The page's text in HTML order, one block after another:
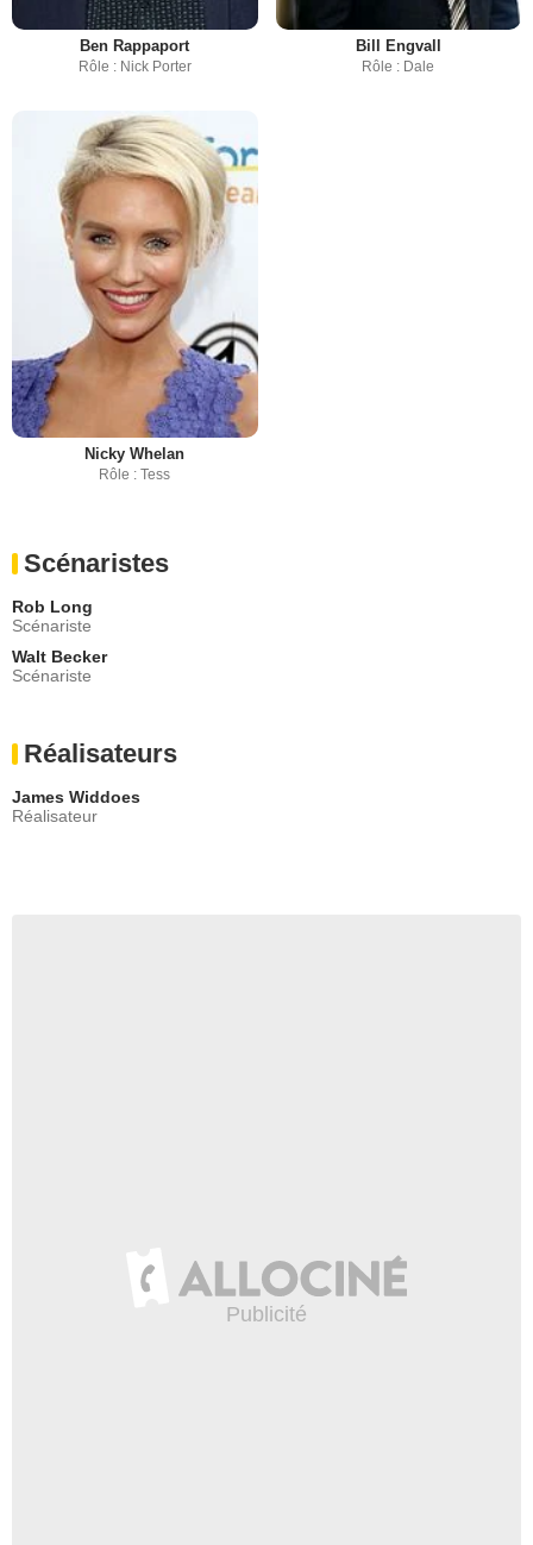
Ben Rappaport
Rôle : Nick Porter
Bill Engvall
Rôle : Dale
Nicky Whelan
Rôle : Tess
Scénaristes
Rob Long
Scénariste
Walt Becker
Scénariste
Réalisateurs
James Widdoes
Réalisateur